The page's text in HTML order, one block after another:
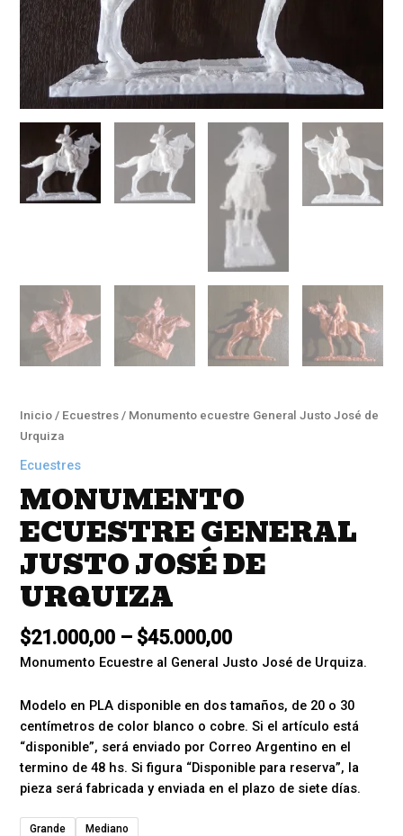
Inicio / Ecuestres / Monumento ecuestre General Justo José de
Urquiza
Ecuestres
MONUMENTO
ECUESTRE GENERAL
JUSTO JOSÉ DE
URQUIZA
$21.000,00 – $45.000,00
Monumento Ecuestre al General Justo José de Urquiza.
Modelo en PLA disponible en dos tamaños, de 20 o 30
centímetros de color blanco o cobre. Si el artículo está
“disponible”, será enviado por Correo Argentino en el
termino de 48 hs. Si figura “Disponible para reserva”, la
pieza será fabricada y enviada en el plazo de siete días.
Grande Mediano